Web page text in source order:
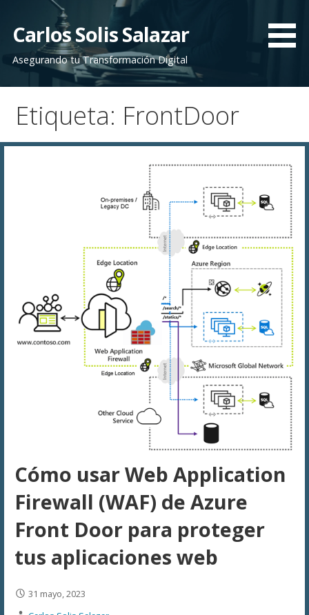
contenido
Carlos Solis Salazar
Asegurando tu Transformación Digital
Etiqueta: FrontDoor
Cómo usar Web Application
Firewall (WAF) de Azure
Front Door para proteger
tus aplicaciones web
31 mayo, 2023